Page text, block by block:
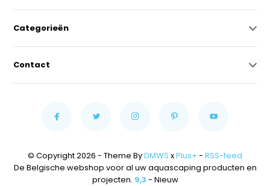
Categorieën
Contact
© Copyright 2026 - Theme ByDMWS xPlus+ - RSS-feed
De Belgische webshop voor al uw aquascaping producten en
projecten. 9,3 - Nieuw